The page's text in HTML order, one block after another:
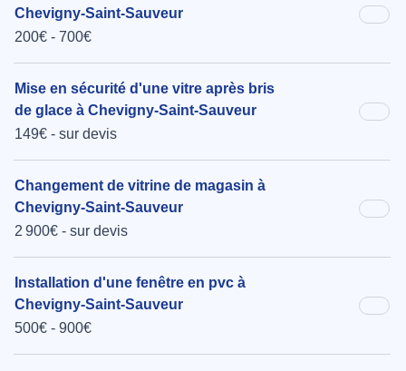
Chevigny-Saint-Sauveur
200€ - 700€
Mise en sécurité d'une vitre après bris
de glace à Chevigny-Saint-Sauveur
149€ - sur devis
Changement de vitrine de magasin à
Chevigny-Saint-Sauveur
2 900€ - sur devis
Installation d'une fenêtre en pvc à
Chevigny-Saint-Sauveur
500€ - 900€